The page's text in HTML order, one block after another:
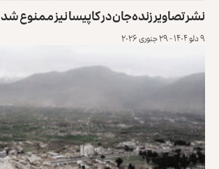
نشر تصاویر زنده‌جان در کاپیسا نیز ممنوع شد
۹ دلو ۱۴۰۴ - ۲۹ جنوری ۲۰۲۶